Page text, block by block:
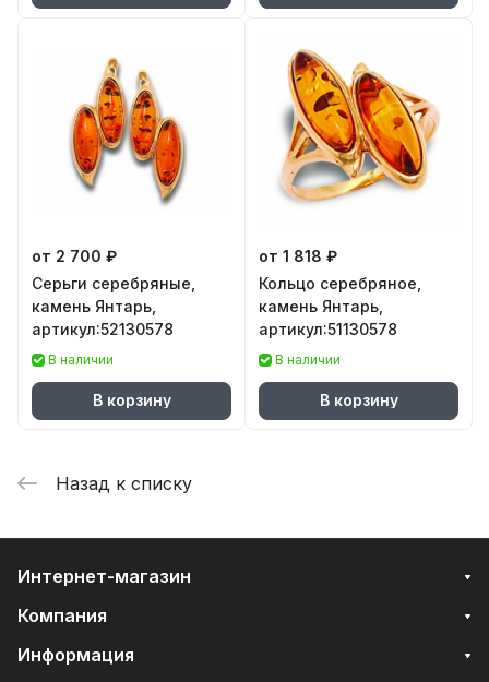
от 2 700 ₽
Серьги серебряные,
камень Янтарь,
артикул:52130578
В наличии
В корзину
от 1 818 ₽
Кольцо серебряное,
камень Янтарь,
артикул:51130578
В наличии
В корзину
Назад к списку
Интернет-магазин
Компания
Информация